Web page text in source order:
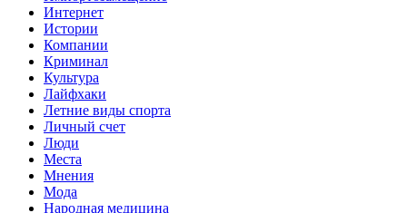
Интернет
Истории
Компании
Криминал
Культура
Лайфхаки
Летние виды спорта
Личный счет
Люди
Места
Мнения
Мода
Народная медицина